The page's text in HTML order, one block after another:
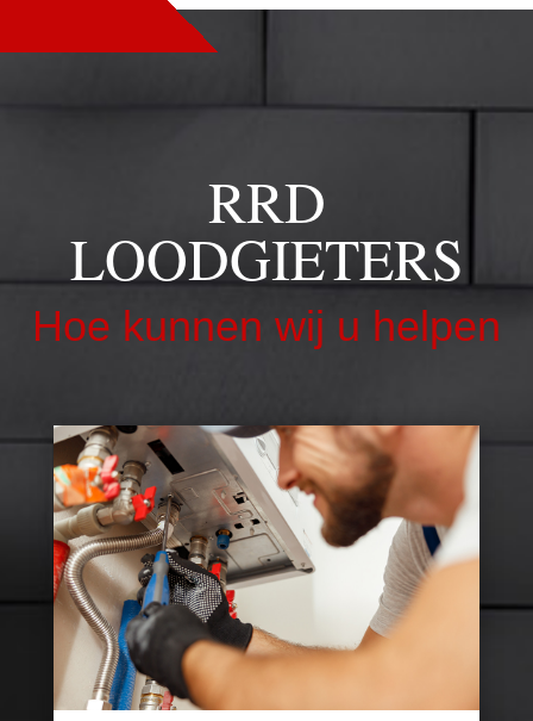
RRD
LOODGIETERS
Hoe kunnen wij u helpen